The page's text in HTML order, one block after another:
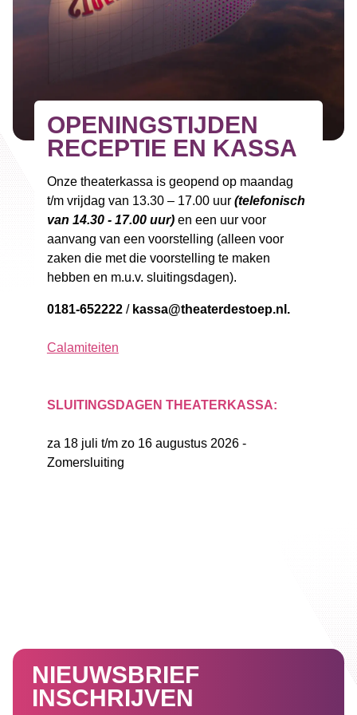
OPENINGSTIJDEN
RECEPTIE EN KASSA
Onze theaterkassa is geopend op maandag
t/m vrijdag van 13.30 – 17.00 uur (telefonisch
van 14.30 - 17.00 uur)en een uur voor
aanvang van een voorstelling (alleen voor
zaken die met die voorstelling te maken
hebben en m.u.v. sluitingsdagen).
0181-652222/ kassa@theaterdestoep.nl .
Calamiteiten
SLUITINGSDAGEN THEATERKASSA:
za 18 juli t/m zo 16 augustus 2026 -
Zomersluiting
NIEUWSBRIEF
INSCHRIJVEN